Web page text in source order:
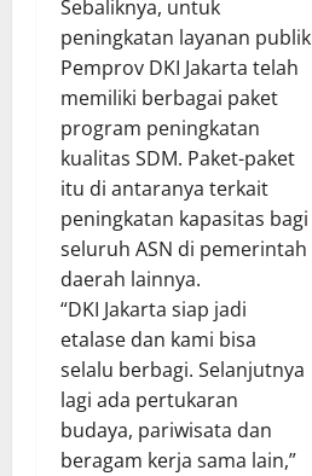
Sebaliknya, untuk
peningkatan layanan publik
Pemprov DKI Jakarta telah
memiliki berbagai paket
program peningkatan
kualitas SDM. Paket-paket
itu di antaranya terkait
peningkatan kapasitas bagi
seluruh ASN di pemerintah
daerah lainnya.
“DKI Jakarta siap jadi
etalase dan kami bisa
selalu berbagi. Selanjutnya
lagi ada pertukaran
budaya, pariwisata dan
beragam kerja sama lain,”